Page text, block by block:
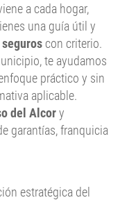
a cada hogar,
una guía útil y
con criterio.
te ayudamos
práctico y sin
aplicable.
del Alcory
garantías, franquicia
estratégica del